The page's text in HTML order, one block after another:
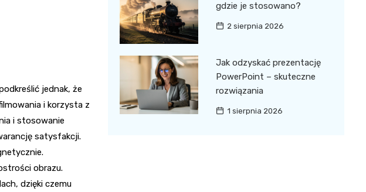
jednak, że
i korzysta z
i stosowanie
satysfakcji.
obrazu.
dzięki czemu
gdzie je stosowano?
2 sierpnia 2026
Jak odzyskać prezentację
PowerPoint – skuteczne
rozwiązania
1 sierpnia 2026